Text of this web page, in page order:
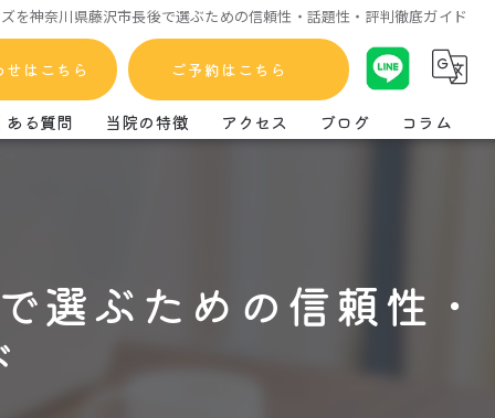
を神奈川県藤沢市長後で選ぶための信頼性・話題性・評判徹底ガイド
せはこちら ご予約はこちら
ある質問 当院の特徴
精密歯科
アクセス ブログ コラム
選ぶための信頼性・